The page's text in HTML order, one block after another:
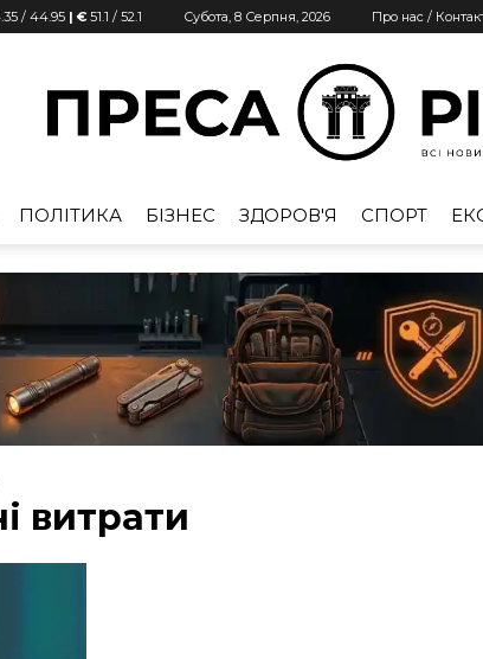
/ 44.95 | € 51.1 / 52.1 Субота, 8 Серпня, 2026 Про нас /
Рівне
ПОЛІТИКА БІЗНЕС ЗДОРОВ'Я СПОРТ
витрати